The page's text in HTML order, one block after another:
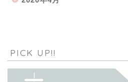
PICK UP!!